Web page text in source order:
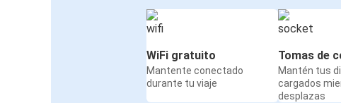
WiFi gratuito
Mantente conectado
durante tu viaje
Tomas de
Mantén tus
cargados
desplazas